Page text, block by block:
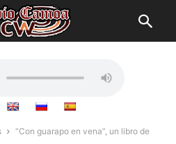
“Con guarapo en vena”, un libro de